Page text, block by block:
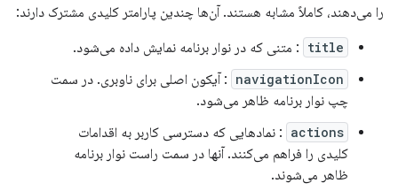
را می‌دهند، کاملاً مشابه هستند. آن‌ها چندین پارامتر کلیدی مشترک دارند:
title : متنی که در نوار برنامه نمایش داده می‌شود.
navigationIcon : آیکون اصلی برای ناوبری. در سمت
چپ نوار برنامه ظاهر می‌شود.
actions : نمادهایی که دسترسی کاربر به اقدامات
کلیدی را فراهم می‌کنند. آنها در سمت راست نوار برنامه
ظاهر می‌شوند.